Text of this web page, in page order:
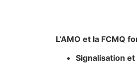
L’AMO et la FCMQ
Signalisation